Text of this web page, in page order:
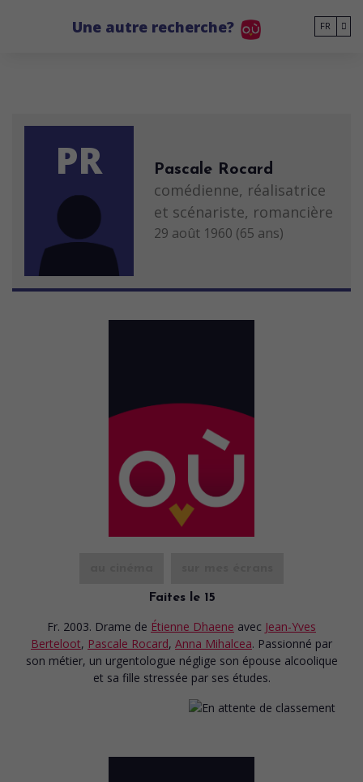
Une autre recherche? FR
PR Pascale Rocard
comédienne, réalisatrice
et scénariste, romancière
29 août 1960 (65 ans)
Faites le 15
Fr. 2003. Drame de Étienne Dhaene avec Jean-Yves
Berteloot, Pascale Rocard, Anna Mihalcea. Passionné par
son métier, un urgentologue néglige son épouse alcoolique
et sa fille stressée par ses études.